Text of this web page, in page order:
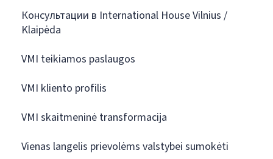
Консультации в International House Vilnius /
Klaipėda
VMI teikiamos paslaugos
VMI kliento profilis
VMI skaitmeninė transformacija
Vienas langelis prievolėms valstybei sumokėti